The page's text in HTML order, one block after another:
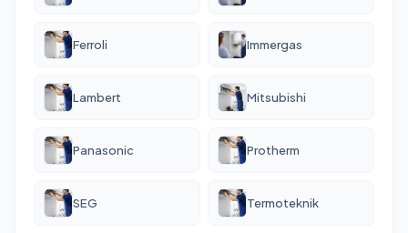
Ferroli Immergas
Lambert Mitsubishi
Panasonic Protherm
SEG Termoteknik